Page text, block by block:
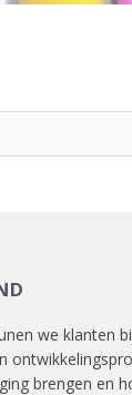
we klanten
brengen en